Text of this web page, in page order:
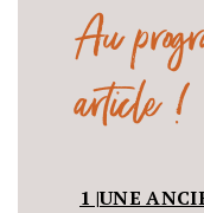
Au
article !
1 |UNE